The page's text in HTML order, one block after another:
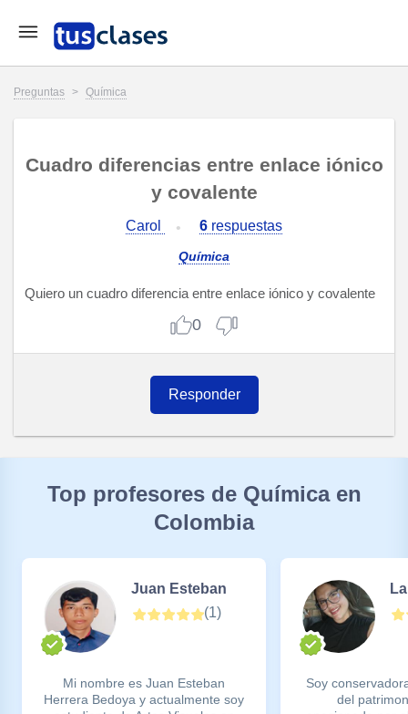
Preguntas > Química
Cuadro diferencias entre enlace iónico
y covalente
Carol 6 respuestas
Química
Quiero un cuadro diferencia entre enlace iónico y covalente
0
Responder
Top profesores de Química en
Colombia
Juan Esteban
(1)
Mi nombre es Juan Esteban
Herrera Bedoya y actualmente soy
Soy
del